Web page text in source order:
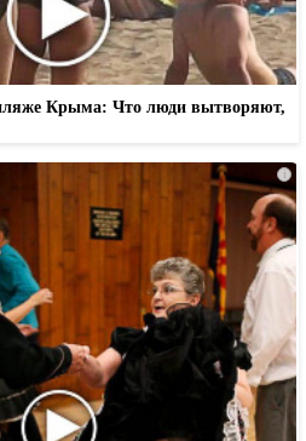
Крыма: Что люди вытворяют,
i